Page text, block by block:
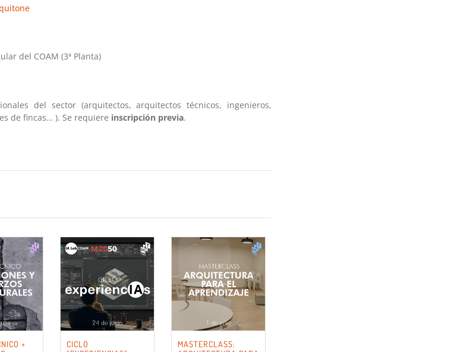
del COAM (3ª Planta)
del sector (arquitectos, arquitectos técnicos, ingenieros,
de fincas… ). Se requiere inscripción previa.
+
CICLO
MASTERCLASS: